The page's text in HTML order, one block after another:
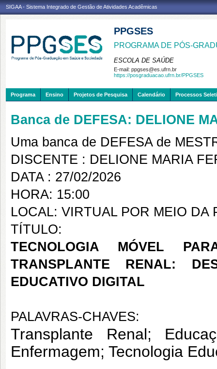
SIGAA - Sistema Integrado de Gestão de Atividades Acadêmicas
PPGSES
PROGRAMA DE PÓS-
ESCOLA DE SAÚDE
E-mail: ppgses@es.ufrn.br
https://posgraduacao.ufrn.br/PPGSES
Programa Ensino Projetos de Pesquisa Calendário Processos
Banca de DEFESA: DELIONE
Uma banca de DEFESA de
DISCENTE : DELIONE MARIA
DATA : 27/02/2026
HORA: 15:00
LOCAL: VIRTUAL POR MEIO DA
TÍTULO:
TECNOLOGIA MÓVEL
TRANSPLANTE RENAL:
EDUCATIVO DIGITAL
PALAVRAS-CHAVES:
Transplante Renal;
Enfermagem; Tecnologia